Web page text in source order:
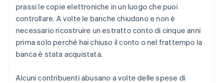
prassi le copie elettroniche in un luogo che puoi
controllare. A volte le banche chiudono e non è
necessario ricostruire un estratto conto di cinque anni
prima solo perché hai chiuso il conto o nel frattempo la
banca è stata acquistata.
Alcuni contribuenti abusano a volte delle spese di